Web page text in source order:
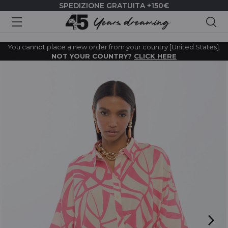
SPEDIZIONE GRATUITA +150€
You cannot place a new order from your country [United States].
NOT YOUR COUNTRY? CLICK HERE